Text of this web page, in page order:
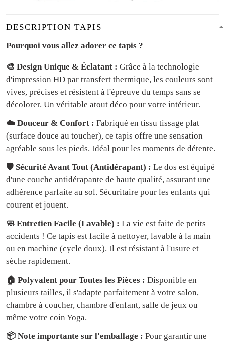
DESCRIPTION TAPIS
Pourquoi vous allez adorer ce tapis ?
🎨 Design Unique & Éclatant : Grâce à la technologie
d'impression HD par transfert thermique, les couleurs sont
vives, précises et résistent à l'épreuve du temps sans se
décolorer. Un véritable atout déco pour votre intérieur.
☁️ Douceur & Confort : Fabriqué en tissu tissage plat
(surface douce au toucher), ce tapis offre une sensation
agréable sous les pieds. Idéal pour les moments de détente.
🛡️ Sécurité Avant Tout (Antidérapant) : Le dos est équipé
d'une couche antidérapante de haute qualité, assurant une
adhérence parfaite au sol. Sécuritaire pour les enfants qui
courent et jouent.
🧼 Entretien Facile (Lavable) : La vie est faite de petits
accidents ! Ce tapis est facile à nettoyer, lavable à la main
ou en machine (cycle doux). Il est résistant à l'usure et
sèche rapidement.
🏠 Polyvalent pour Toutes les Pièces : Disponible en
plusieurs tailles, il s'adapte parfaitement à votre salon,
chambre à coucher, chambre d'enfant, salle de jeux ou
même votre coin Yoga.
📦 Note importante sur l'emballage : Pour garantir une